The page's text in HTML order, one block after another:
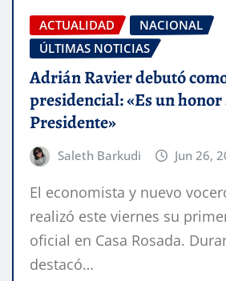
ACTUALIDAD
NACIONAL
ÚLTIMAS NOTICIAS
Adrián Ravier debutó
presidencial: «Es un honor
Presidente»
Saleth Barkudi Jun 26,
El economista y nuevo
realizó este viernes su
oficial en Casa Rosada.
destacó…